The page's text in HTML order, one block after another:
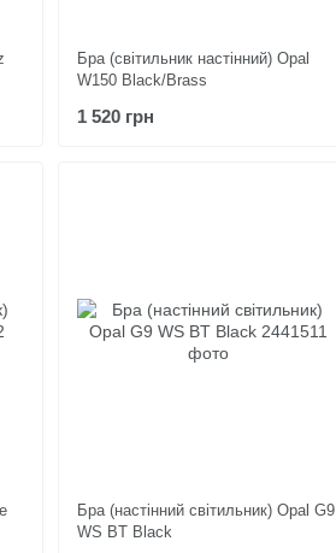
Бра (світильник настінний) Opal
W150 Black/Brass
1 520 грн
Бра (настінний світильник) Opal G9
WS BT Black